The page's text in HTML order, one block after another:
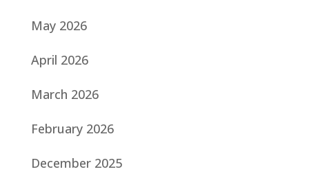
May 2026
April 2026
March 2026
February 2026
December 2025